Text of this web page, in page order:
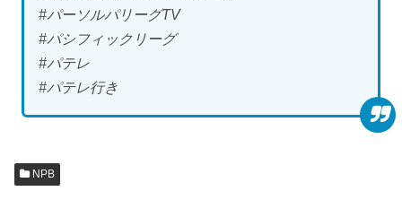
#パーソルパリーグTV
#パシフィックリーグ
#パテレ
#パテレ行き
NPB